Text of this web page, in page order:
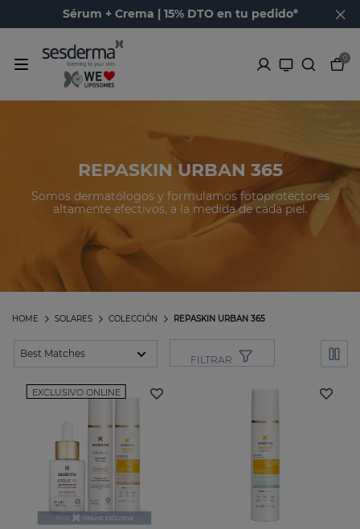
Sérum + Crema | 15% DTO en tu pedido*
0
REPASKIN URBAN 365
Somos dermatólogos y formulamos fotoprotectores
altamente efectivos, a la medida de cada piel.
REPASKIN URBAN 365
COLECCIÓN
SOLARES
HOME
FILTRAR
EXCLUSIVO ONLINE